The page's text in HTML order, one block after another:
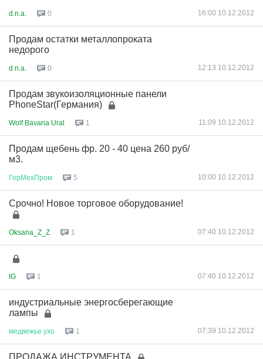
d.n.a. 0 16:00 10.12.2012
Продам остатки металлопроката
недорого
d.n.a. 0 12:13 10.12.2012
Продам звукоизоляционные панели
PhoneStar(Германия)
Wolf Bavaria Ural 1 11:09 10.12.2012
Продам щебень фр. 20 - 40 цена 260 руб/
м3.
ГорМехПром 5 10:00 10.12.2012
Срочно! Новое торговое оборудование!
Oksana_Z_Z 1 07:40 10.12.2012
IG 1 07:40 10.12.2012
индустриальные энергосберегающие
лампы
медвежье ухо 1 07:39 10.12.2012
ПРОДАЖА ИНСТРУМЕНТА